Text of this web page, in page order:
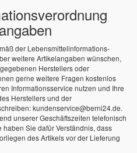
der Lebensmittel­informations­
weitere Artikelangaben wünschen,
Herstellers oder
gerne weitere Fragen kostenlos
Informationsservice nutzen und Ihre
Herstellers und der
kundenservice@berni24.de.
unserer Geschäftszeiten telefonisch
Sie dafür Verständnis, dass
des Artikels vor der Lieferung